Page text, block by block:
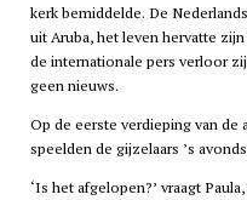
kerk bemiddelde. De
uit Aruba, het leven hervatte
de internationale pers verloor
geen nieuws.
Op de eerste verdieping van de
speelden de gijzelaars ’s
‘Is het afgelopen?’ vraagt